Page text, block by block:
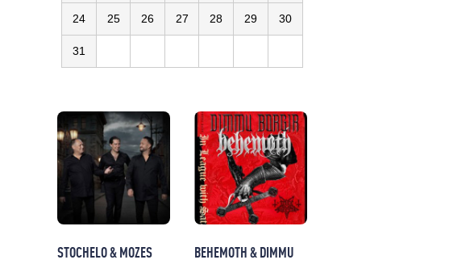
24 25 26 27 28 29 30
31
STOCHELO & MOZES
BEHEMOTH & DIMMU